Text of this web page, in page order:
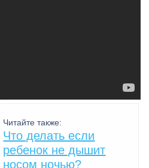
Читайте также:
Что делать если
ребенок не дышит
носом ночью?